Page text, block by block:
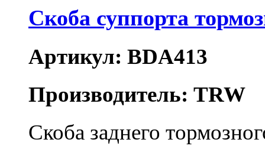
Скоба суппорта
Артикул: BDA413
Производитель: TRW
Скоба заднего